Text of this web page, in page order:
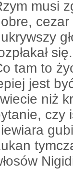
musi
cezar
się.
tam to
jest
niż
czy